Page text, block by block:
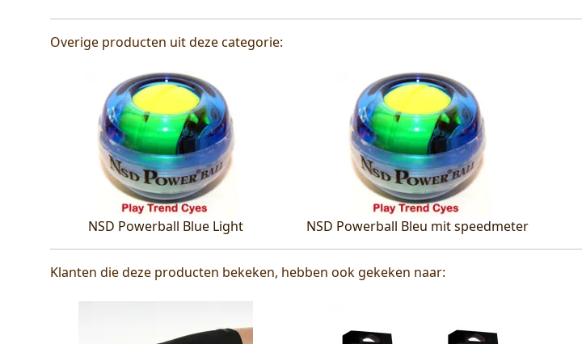
Overige producten uit deze categorie:
NSD Powerball Blue Light NSD Powerball Bleu mit speedmeter
Klanten die deze producten bekeken, hebben ook gekeken naar: